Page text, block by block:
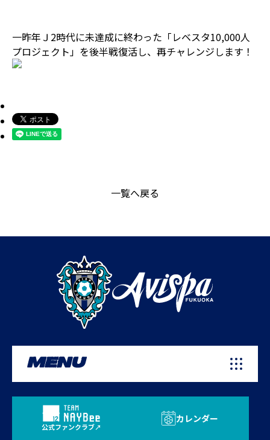
一昨年Ｊ2時代に未達成に終わった「レベスタ10,000人
プロジェクト」を後半戦復活し、再チャレンジします！
一覧へ戻る
MENU
公式ファンクラブ
カレンダー